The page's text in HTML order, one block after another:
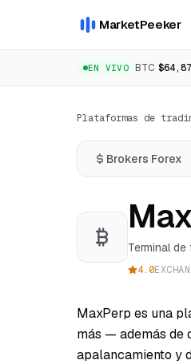
MarketPeeker
EN VIVO BTC
Plataformas de
Brokers Forex
Terminal
4.0
MaxPerp es una
más — además de
apalancamiento y